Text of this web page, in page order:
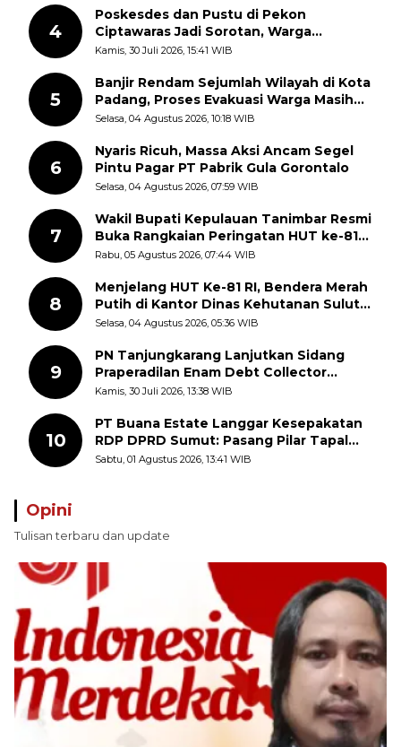
4
Poskesdes dan Pustu di Pekon
Ciptawaras Jadi Sorotan, Warga
Keluhkan Fasilitas Terbengkalai dan
Kamis, 30 Juli 2026, 15:41 WIB
5
Banjir Rendam Sejumlah Wilayah di Kota
Padang, Proses Evakuasi Warga Masih
Berlangsung
Selasa, 04 Agustus 2026, 10:18 WIB
6
Nyaris Ricuh, Massa Aksi Ancam Segel
Pintu Pagar PT Pabrik Gula Gorontalo
Selasa, 04 Agustus 2026, 07:59 WIB
7
Wakil Bupati Kepulauan Tanimbar Resmi
Buka Rangkaian Peringatan HUT ke-81
Kemerdekaan RI, ASN Diajak Perkuat
Rabu, 05 Agustus 2026, 07:44 WIB
8
Menjelang HUT Ke-81 RI, Bendera Merah
Putih di Kantor Dinas Kehutanan Sulut
Disorot Warga
Selasa, 04 Agustus 2026, 05:36 WIB
9
PN Tanjungkarang Lanjutkan Sidang
Praperadilan Enam Debt Collector
dengan Pemeriksaan Saksi
Kamis, 30 Juli 2026, 13:38 WIB
10
PT Buana Estate Langgar Kesepakatan
RDP DPRD Sumut: Pasang Pilar Tapal
Batas Sepihak Tanpa Libatkan
Sabtu, 01 Agustus 2026, 13:41 WIB
Opini
Tulisan terbaru dan update